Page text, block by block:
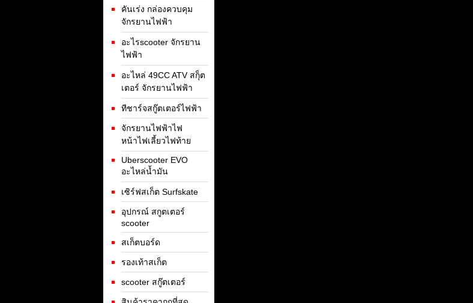
คันเร่ง กล่องควบคุม
จักรยานไฟฟ้า
อะไรscooter จักรยาน
ไฟฟ้า
อะไหล่ 49CC ATV สกุ็ต
เตอร์ จักรยานไฟฟ้า
ทีชาร์จสกู๊ตเตอร์ไฟฟ้า
จักรยานไฟฟ้าไฟ
หน้าไฟเลี้ยวไฟท้าย
Uberscooter EVO
อะไหล่น้ำมัน
เซิร์ฟสเก็ต Surfskate
อุปกรณ์ สกูตเตอร์
scooter
สเก็ตบอร์ด
รองเท้าสเก็ต
scooter สกู๊ตเตอร์